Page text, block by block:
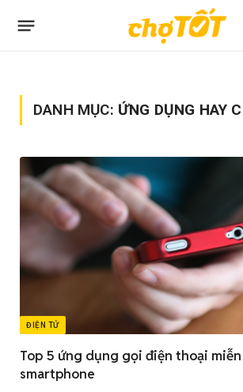
DANH MỤC: ỨNG DỤNG HAY
ĐIỆN TỬ
Top 5 ứng dụng gọi điện thoại
smartphone